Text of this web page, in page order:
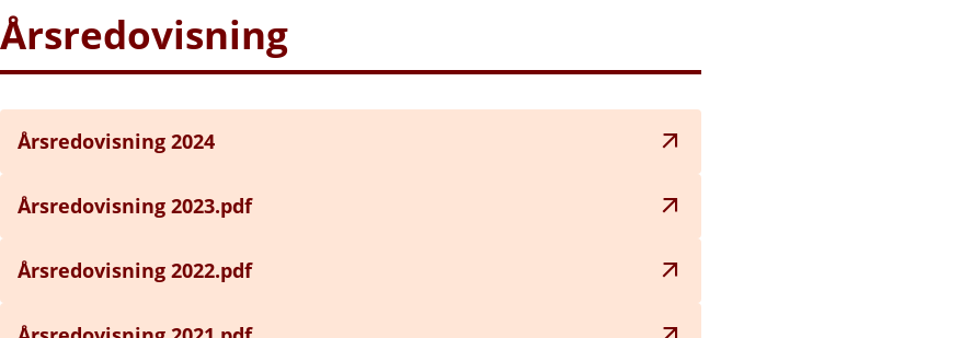
Årsredovisning
Årsredovisning 2024
Årsredovisning 2023.pdf
Årsredovisning 2022.pdf